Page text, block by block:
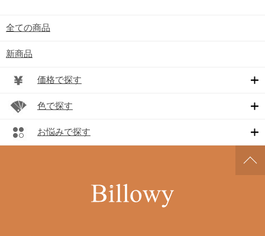
全ての商品
新商品
価格で探す
色で探す
お悩みで探す